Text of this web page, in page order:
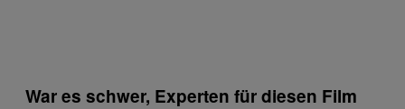
War es schwer, Experten für diesen Film